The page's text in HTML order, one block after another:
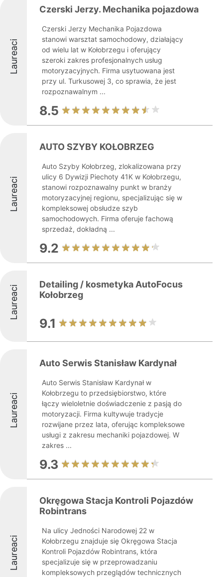
Laureaci
Czerski Jerzy. Mechanika pojazdowa
Czerski Jerzy Mechanika Pojazdowa
stanowi warsztat samochodowy, działający
od wielu lat w Kołobrzegu i oferujący
szeroki zakres profesjonalnych usług
motoryzacyjnych. Firma usytuowana jest
przy ul. Turkusowej 3, co sprawia, że jest
rozpoznawalnym ...
8.5
Laureaci
AUTO SZYBY KOŁOBRZEG
Auto Szyby Kołobrzeg, zlokalizowana przy
ulicy 6 Dywizji Piechoty 41K w Kołobrzegu,
stanowi rozpoznawalny punkt w branży
motoryzacyjnej regionu, specjalizując się w
kompleksowej obsłudze szyb
samochodowych. Firma oferuje fachową
sprzedaż, dokładną ...
9.2
Laureaci
Detailing / kosmetyka AutoFocus
Kołobrzeg
9.1
Laureaci
Auto Serwis Stanisław Kardynał
Auto Serwis Stanisław Kardynał w
Kołobrzegu to przedsiębiorstwo, które
łączy wieloletnie doświadczenie z pasją do
motoryzacji. Firma kultywuje tradycje
rozwijane przez lata, oferując kompleksowe
usługi z zakresu mechaniki pojazdowej. W
zakres ...
9.3
Laureaci
Okręgowa Stacja Kontroli Pojazdów
Robintrans
Na ulicy Jedności Narodowej 22 w
Kołobrzegu znajduje się Okręgowa Stacja
Kontroli Pojazdów Robintrans, która
specjalizuje się w przeprowadzaniu
kompleksowych przeglądów technicznych